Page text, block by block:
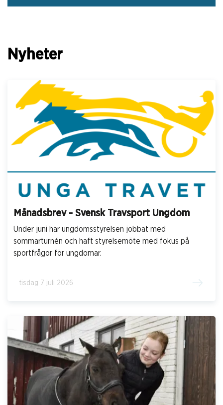
Nyheter
Månadsbrev - Svensk Travsport Ungdom
Under juni har ungdomsstyrelsen jobbat med
sommarturnén och haft styrelsemöte med fokus på
sportfrågor för ungdomar.
tisdag 7 juli 2026